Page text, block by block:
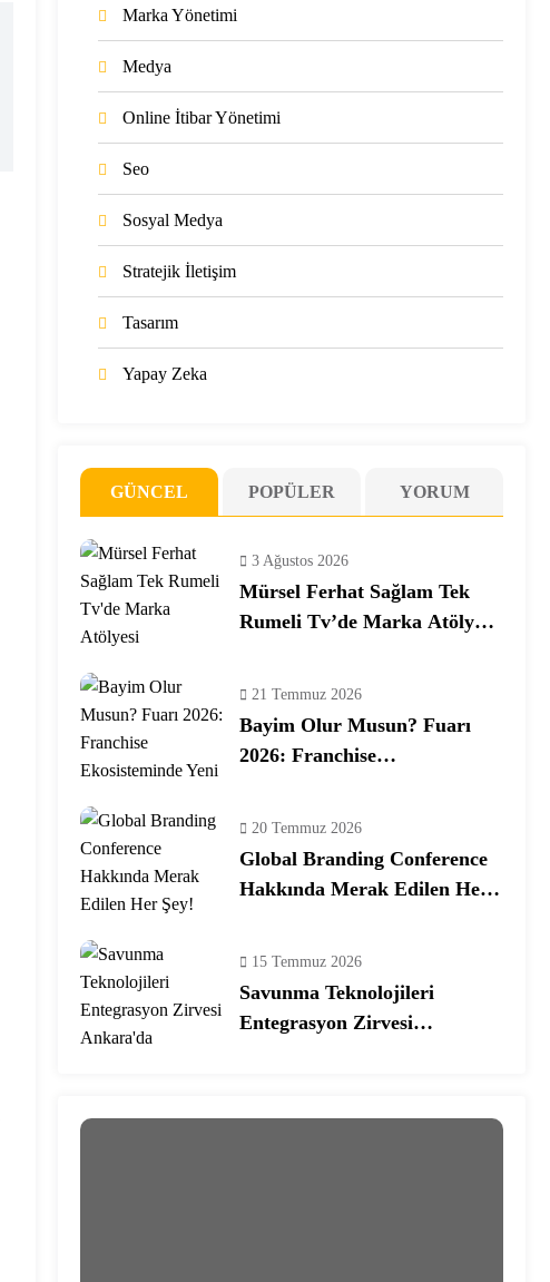
Marka Yönetimi
Medya
Online İtibar Yönetimi
Seo
Sosyal Medya
Stratejik İletişim
Tasarım
Yapay Zeka
GÜNCEL POPÜLER YORUM
3 Ağustos 2026
Mürsel Ferhat Sağlam Tek
Rumeli Tv’de Marka Atölyesi
21 Temmuz 2026
Bayim Olur Musun? Fuarı
2026: Franchise
20 Temmuz 2026
Global Branding Conference
Hakkında Merak Edilen Her
15 Temmuz 2026
Savunma Teknolojileri
Entegrasyon Zirvesi